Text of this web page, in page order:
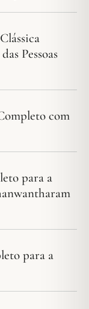
Pessoas
com
para a
para a